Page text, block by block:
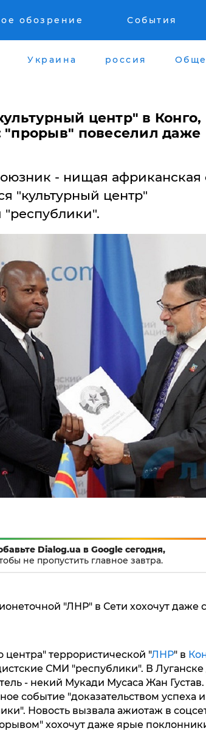
обозрение События
Украина россия
центр" в Конго,
"прорыв" повеселил даже
- нищая африканская
"культурный центр"
"республики".
Dialog.ua в Google сегодня,
не пропустить главное завтра.
"ЛНР" в Сети хохочут даже
центра" террористической "ЛНР" в
СМИ "республики". В
- некий Мукади Мусаса Жан Густав.
событие "доказательством успеха
Новость вызвала ажиотаж в
хохочут даже ярые